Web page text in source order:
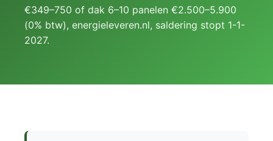
€349–750 of dak 6–10 panelen €2.500–5.900
(0% btw), energieleveren.nl, saldering stopt 1-1-
2027.